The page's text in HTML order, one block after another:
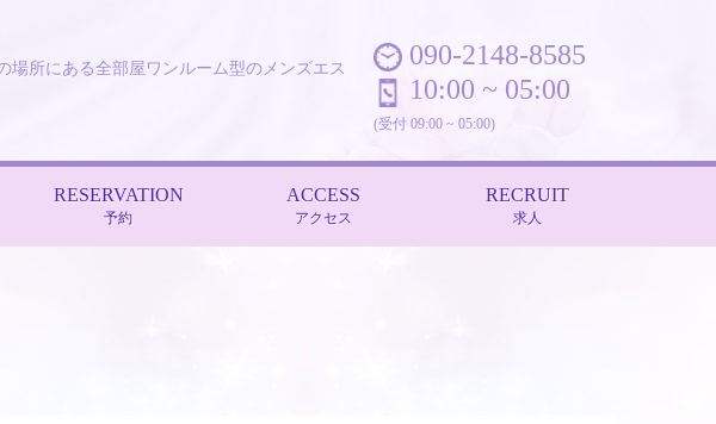
場所にある全部屋ワンルーム型のメンズエス
090-2148-8585
10:00 ~ 05:00
(受付 09:00 ~ 05:00)
RESERVATION
予約
ACCESS
アクセス
RECRUIT
求人